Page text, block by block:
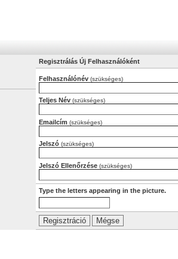
Regisztrálás Új Felhasználóként
Felhasználónév (szükséges)
Teljes Név (szükséges)
Emailcím (szükséges)
Jelszó (szükséges)
Jelszó Ellenőrzése (szükséges)
Type the letters appearing in the picture.